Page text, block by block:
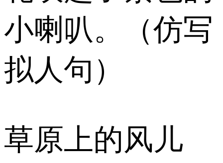
小喇叭。（仿写
拟人句）
草原上的风儿